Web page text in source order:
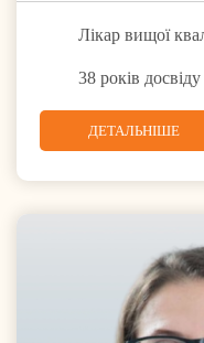
Лікар вищої
38 років досвіду
ДЕТАЛЬНІШЕ